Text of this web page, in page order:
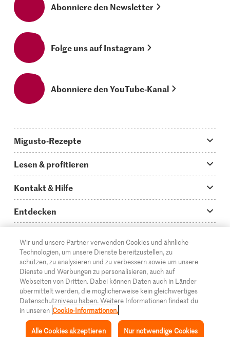
Abonniere den Newsletter
Folge uns auf Instagram
Abonniere den YouTube-Kanal
Migusto-Rezepte
Was koche ich heute?
Hauptgerichte
Schnelle & einfache Rezepte
Apéro & Fingerfood
Backen
Rezepte für Familien & Kinder
Alle Rezeptkategorien
Lesen & profitieren
Storys
How to-Videos
Glossar
Migusto Login
Migusto Printmagazin
Wettbewerbe
Kontakt & Hilfe
Infos zum Kochen mit Migusto
Kontakt
Mediadaten Werbetreibende
Impressum
Rechtliche Hinweise
Datenschutz
Entdecken
Supermarkt
Migros Online
Über die Migros
Filialen
Cumulus
© 2026 Migros-Genossenschafts-Bund
DE FR IT
Wir und unsere Partner verwenden Cookies und ähnliche
Technologien, um unsere Dienste bereitzustellen, zu
schützen, zu analysieren und zu verbessern sowie um unsere
Dienste und Werbungen zu personalisieren, auch auf
Webseiten von Dritten. Dabei können Daten auch in Länder
übermittelt werden, die möglicherweise kein gleichwertiges
Datenschutzniveau haben. Weitere Informationen findest du
in unseren Cookie-Informationen.
Nur notwendige Cookies
Alle Cookies akzeptieren